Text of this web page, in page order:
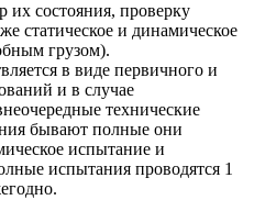
состояния, проверку
статическое и динамическое
грузом).
в виде первичного и
и в случае
технические
бывают полные они
испытание и
испытания проводятся 1